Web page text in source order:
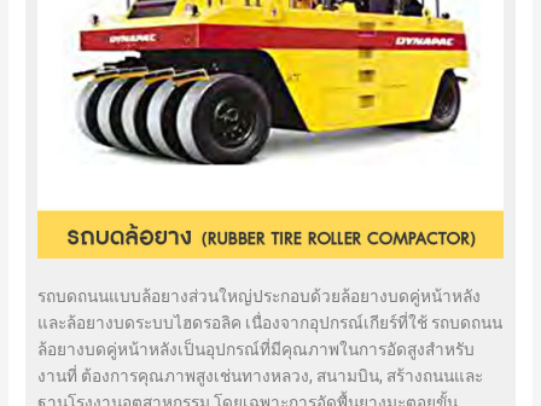
รถบดถนนแบบล้อยางส่วนใหญ่ประกอบด้วยล้อยางบดคู่หน้าหลัง
และล้อยางบดระบบไฮดรอลิค เนื่องจากอุปกรณ์เกียร์ที่ใช้ รถบดถนน
ล้อยางบดคู่หน้าหลังเป็นอุปกรณ์ที่มีคุณภาพในการอัดสูงสำหรับ
งานที่ ต้องการคุณภาพสูงเช่นทางหลวง, สนามบิน, สร้างถนนและ